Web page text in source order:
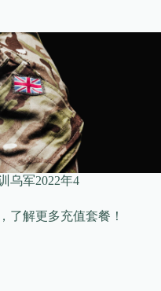
乌军2022年4
，了解更多充值套餐！